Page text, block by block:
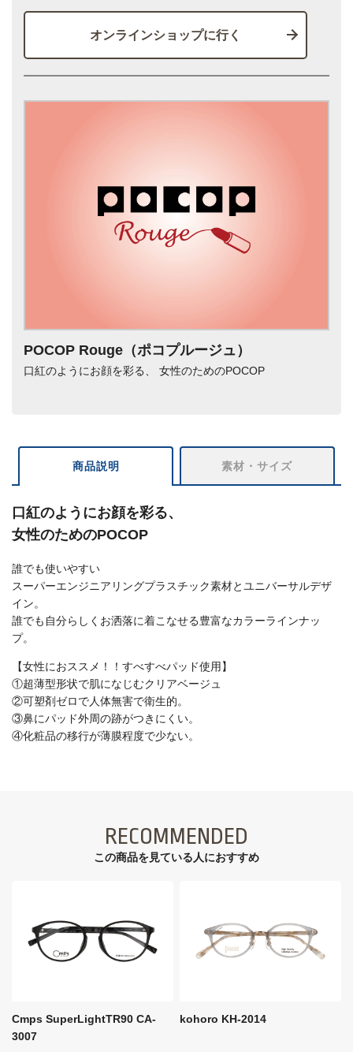
オンラインショップに行く
POCOP Rouge（ポコプルージュ）
口紅のようにお顔を彩る、 女性のためのPOCOP
商品説明 素材・サイズ
口紅のようにお顔を彩る、
女性のためのPOCOP
誰でも使いやすい
スーパーエンジニアリングプラスチック素材とユニバーサルデザ
イン。
誰でも自分らしくお洒落に着こなせる豊富なカラーラインナッ
プ。
【女性におススメ！！すべすべパッド使用】
①超薄型形状で肌になじむクリアベージュ
②可塑剤ゼロで人体無害で衛生的。
③鼻にパッド外周の跡がつきにくい。
④化粧品の移行が薄膜程度で少ない。
RECOMMENDED
この商品を見ている⼈におすすめ
Cmps SuperLightTR90 CA-
3007
kohoro KH-2014